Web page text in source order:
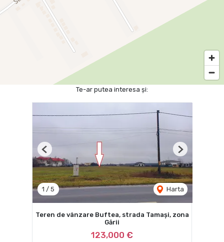
Te-ar putea interesa și:
1 / 5 Harta
Previous Next
Teren de vânzare Buftea, strada Tamași, zona
Gării
123,000 €